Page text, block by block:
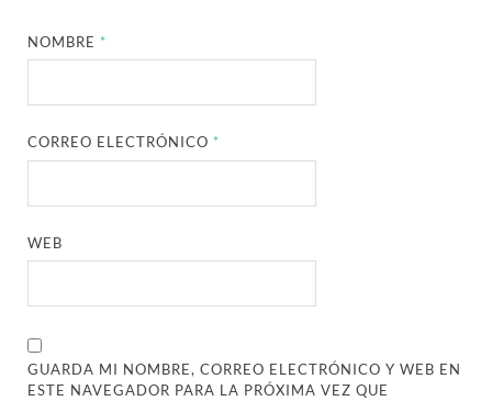
NOMBRE *
CORREO ELECTRÓNICO *
WEB
GUARDA MI NOMBRE, CORREO ELECTRÓNICO Y WEB EN
ESTE NAVEGADOR PARA LA PRÓXIMA VEZ QUE